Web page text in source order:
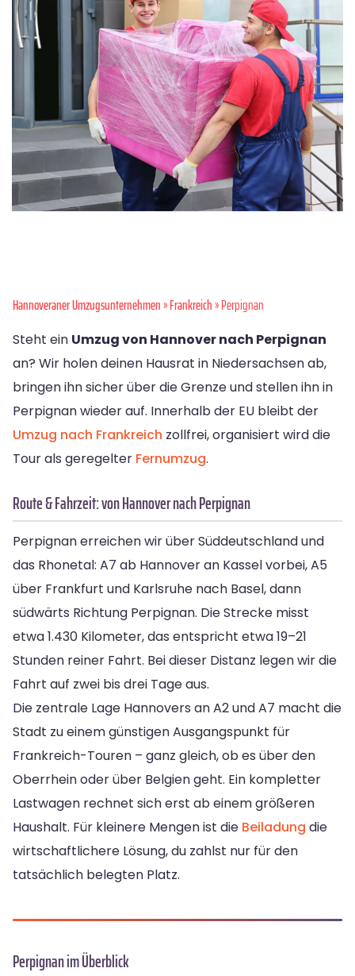
Hannoveraner Umzugsunternehmen»Frankreich» Perpignan
Steht ein Umzug von Hannover nach Perpignan
an? Wir holen deinen Hausrat in Niedersachsen ab,
bringen ihn sicher über die Grenze und stellen ihn in
Perpignan wieder auf. Innerhalb der EU bleibt der
Umzug nach Frankreich zollfrei, organisiert wird die
Tour als geregelter Fernumzug.
Route & Fahrzeit: von Hannover nach Perpignan
Perpignan erreichen wir über Süddeutschland und
das Rhonetal: A7 ab Hannover an Kassel vorbei, A5
über Frankfurt und Karlsruhe nach Basel, dann
südwärts Richtung Perpignan. Die Strecke misst
etwa 1.430 Kilometer, das entspricht etwa 19–21
Stunden reiner Fahrt. Bei dieser Distanz legen wir die
Fahrt auf zwei bis drei Tage aus.
Die zentrale Lage Hannovers an A2 und A7 macht die
Stadt zu einem günstigen Ausgangspunkt für
Frankreich-Touren – ganz gleich, ob es über den
Oberrhein oder über Belgien geht. Ein kompletter
Lastwagen rechnet sich erst ab einem größeren
Haushalt. Für kleinere Mengen ist die Beiladung die
wirtschaftlichere Lösung, du zahlst nur für den
tatsächlich belegten Platz.
Perpignan im Überblick